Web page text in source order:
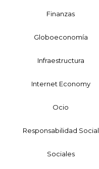
Finanzas
Globoeconomía
Infraestructura
Internet Economy
Ocio
Responsabilidad Social
Sociales